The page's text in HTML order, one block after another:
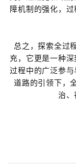
障机制的强化，
总之，探索全过
充，它更是一种
过程中的广泛参
道路的引领下，
治、